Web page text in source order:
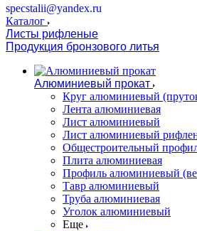
specstalii@yandex.ru
Каталог
Листы рифленые
Продукция бронзового литья
Алюминиевый прокат
Круг алюминиевый
Лента алюминиевая
Лист алюминиевый
Лист алюминиевый
Общестроительный
Плита алюминиевая
Профиль алюминиевый
Тавр алюминиевый
Труба алюминиевая
Уголок алюминиевый
Еще